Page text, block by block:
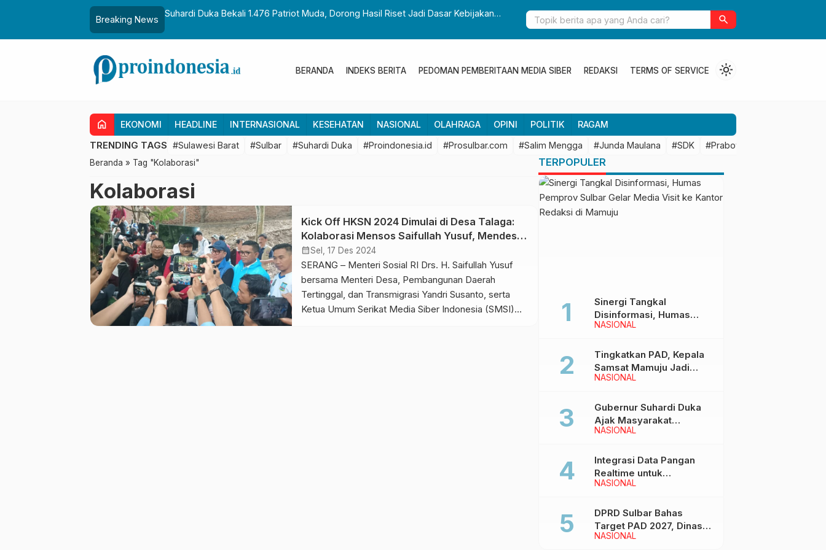
Breaking News
Suhardi Duka Bekali 1.476 Patriot Muda, Dorong Hasil Riset Jadi Dasar Kebijakan
Gubernur Sulbar Perkuat Kolaborasi Riset dengan BRIN untuk Mendukung
Pembangunan Daerah
search
BERANDA INDEKS BERITA PEDOMAN PEMBERITAAN MEDIA SIBER REDAKSI TERMS OF SERVICE light_mode
home EKONOMI HEADLINE INTERNASIONAL KESEHATAN NASIONAL OLAHRAGA OPINI POLITIK RAGAM
TRENDING TAGS #Sulawesi Barat #Sulbar #Suhardi Duka #Proindonesia.id #Prosulbar.com #Salim Mengga #Junda Maulana #SDK #Prabowo Subianto
Beranda » Tag "Kolaborasi"
Kolaborasi
Kick Off HKSN 2024 Dimulai di Desa Talaga:
Kolaborasi Mensos Saifullah Yusuf, Mendes
Yandri, dan SMSI Pusat
calendar_monthSel, 17 Des 2024
SERANG – Menteri Sosial RI Drs. H. Saifullah Yusuf
bersama Menteri Desa, Pembangunan Daerah
Tertinggal, dan Transmigrasi Yandri Susanto, serta
Ketua Umum Serikat Media Siber Indonesia (SMSI)
TERPOPULER
NASIONAL
Sinergi Tangkal
Disinformasi, Humas
Pemprov Sulbar Gelar
Redaksi di Mamuju
NASIONAL
Tingkatkan PAD, Kepala
Samsat Mamuju Jadi
Narasumber Hearing
DPRD Sulbar
NASIONAL
Gubernur Suhardi Duka
Ajak Masyarakat
Meriahkan Event
NASIONAL
Integrasi Data Pangan
Realtime untuk
Kendalikan inflasi,
Kembangkan Sistem
SAPEDA
NASIONAL
DPRD Sulbar Bahas
Target PAD 2027, Dinas
PUPR Siap Optimalkan